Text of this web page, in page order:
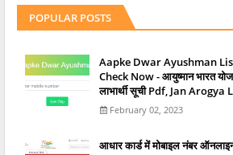
POPULAR POSTS
Aapke Dwar Ayushman List
Check Now - आयुष्मान भारत
लाभार्थी सूची Pdf, Jan
February 02, 2023
आधार कार्ड में मोबाइल नंबर